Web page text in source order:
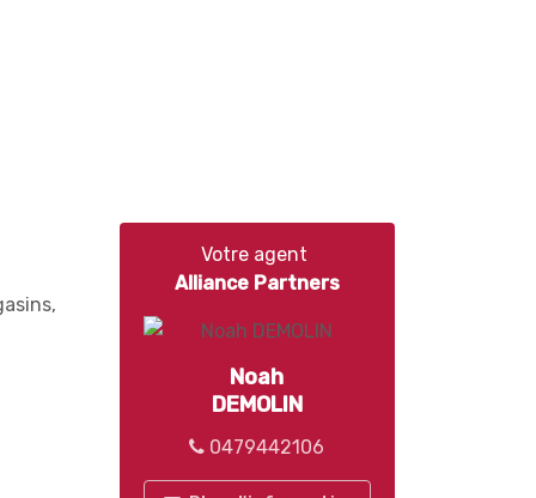
Votre agent
Alliance Partners
Noah
DEMOLIN
0479442106